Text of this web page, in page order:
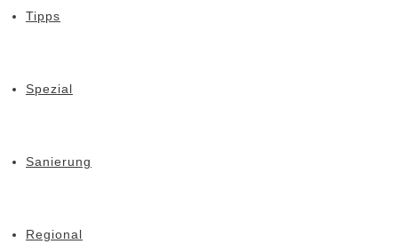
Tipps
Spezial
Sanierung
Regional